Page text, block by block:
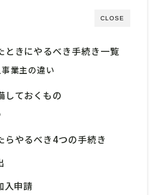
CLOSE
ときにやるべき手続き一覧
業主の違い
しておくもの
らやるべき4つの手続き
入申請